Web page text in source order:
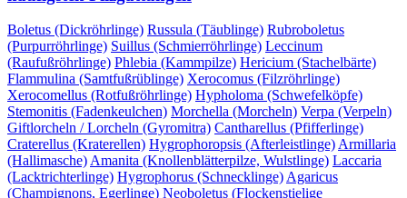
Boletus (Dickröhrlinge) Russula (Täublinge) Rubroboletus
(Purpurröhrlinge) Suillus (Schmierröhrlinge) Leccinum
(Raufußröhrlinge) Phlebia (Kammpilze) Hericium (Stachelbärte)
Flammulina (Samtfußrüblinge) Xerocomus (Filzröhrlinge)
Xerocomellus (Rotfußröhrlinge) Hypholoma (Schwefelköpfe)
Stemonitis (Fadenkeulchen) Morchella (Morcheln) Verpa (Verpeln)
Giftlorcheln / Lorcheln (Gyromitra) Cantharellus (Pfifferlinge)
Craterellus (Kraterellen) Hygrophoropsis (Afterleistlinge) Armillaria
(Hallimasche) Amanita (Knollenblätterpilze, Wulstlinge) Laccaria
(Lacktrichterlinge) Hygrophorus (Schnecklinge) Agaricus
(Champignons, Egerlinge) Neoboletus (Flockenstielige